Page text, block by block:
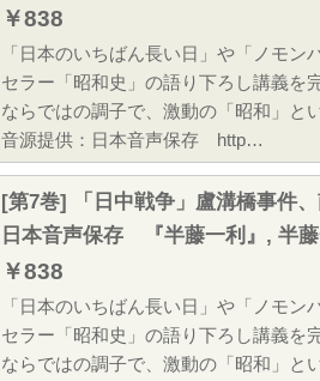
￥838
「日本のいちばん長い日」や「ノモ
セラー「昭和史」の語り下ろし講義を
ならではの調子で、激動の「昭和」
音源提供：日本音声保存 http…
[第7巻] 「日中戦争」盧溝橋事件
日本音声保存 『半藤一利』, 半
￥838
「日本のいちばん長い日」や「ノモ
セラー「昭和史」の語り下ろし講義を
ならではの調子で、激動の「昭和」